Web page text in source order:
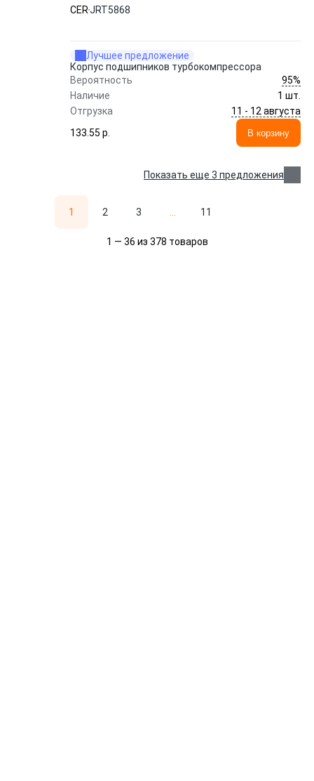
CERJRT5868
Лучшее предложение
Корпус подшипников турбокомпрессора
Вероятность
95%
Наличие
1 шт.
Отгрузка
11 - 12 августа
133.55 p.
В корзину
Показать еще 3 предложения
1 2 3 11
1 — 36 из 378 товаров